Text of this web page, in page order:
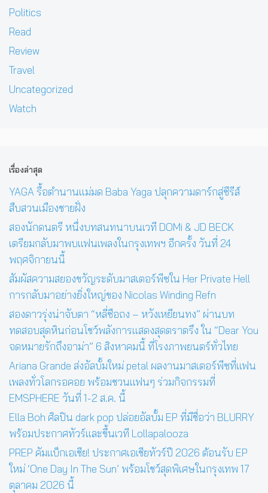
Politics
Read
Review
Travel
Uncategorized
Watch
เรื่องล่าสุด
YAGA รื้อตำนานแม่มด Baba Yaga ปลุกความดาร์กสู่ซีรีส์
สืบสวนเมืองชายฝั่ง
สองนักดนตรี หนึ่งบทสนทนาบนเวที DOMi & JD BECK
เตรียมกลับมาพบแฟนเพลงในกรุงเทพฯ อีกครั้ง วันที่ 24
พฤศจิกายนนี้
สัมผัสความสยองขวัญระดับมาสเตอร์พีซใน Her Private Hell
การกลับมาอย่างยิ่งใหญ่ของ Nicolas Winding Refn
สองดาวรุ่งน่าจับตา “หลี่ซือถง – หวังเหยียนทง” ผ่านบท
ทดสอบสุดหินก่อนโชว์พลังการแสดงสุดตราตรึง ใน “Dear You
จดหมายรักถึงอาม่า” 6 สิงหาคมนี้ ที่โรงภาพยนตร์ทั่วไทย
Ariana Grande ส่งอัลบั้มใหม่ petal ผลงานมาสเตอร์พีซที่แฟน
เพลงทั่วโลกรอคอย พร้อมชวนแฟนๆ ร่วมกิจกรรมที่
EMSPHERE วันที่ 1-2 ส.ค. นี้
Ella Boh ศิลปิน dark pop ปล่อยอัลบั้ม EP ที่มีชื่อว่า BLURRY
พร้อมประกาศทัวร์และขึ้นเวที Lollapalooza
PREP คัมแบ็กเอเชีย! ประกาศเอเชียทัวร์ปี 2026 ต้อนรับ EP
ใหม่ ‘One Day In The Sun’ พร้อมโชว์สุดพิเศษในกรุงเทพ 17
ตุลาคม 2026 นี้